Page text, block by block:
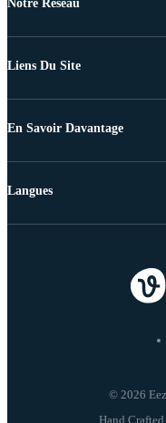
Notre Réseau
Liens Du Site
En Savoir Davantage
© 2026
Langues